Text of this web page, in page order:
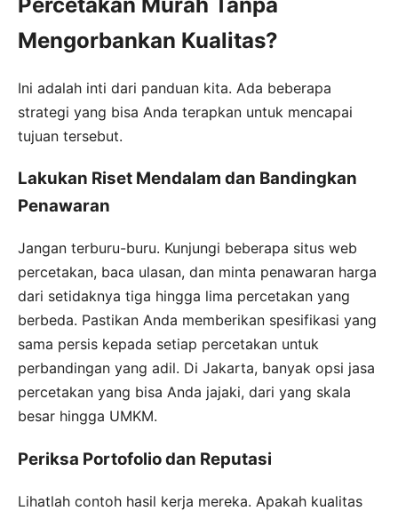
Mengorbankan Kualitas?
Ini adalah inti dari panduan kita. Ada beberapa
strategi yang bisa Anda terapkan untuk mencapai
tujuan tersebut.
Lakukan Riset Mendalam dan Bandingkan
Penawaran
Jangan terburu-buru. Kunjungi beberapa situs web
percetakan, baca ulasan, dan minta penawaran harga
dari setidaknya tiga hingga lima percetakan yang
berbeda. Pastikan Anda memberikan spesifikasi yang
sama persis kepada setiap percetakan untuk
perbandingan yang adil. Di Jakarta, banyak opsi jasa
percetakan yang bisa Anda jajaki, dari yang skala
besar hingga UMKM.
Periksa Portofolio dan Reputasi
Lihatlah contoh hasil kerja mereka. Apakah kualitas